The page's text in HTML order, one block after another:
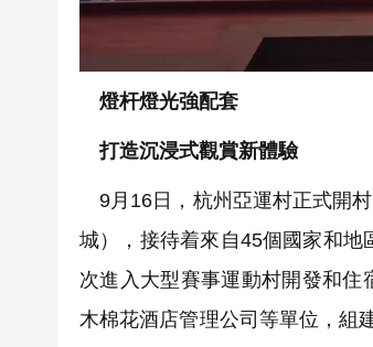
燈杆燈光強配套
打造沉浸式觀賞新體驗
9月16日，杭州亞運村正式開
城），接待着來自45個國家和
次進入大型賽事運動村開發和住
木棉花酒店管理公司等單位，組